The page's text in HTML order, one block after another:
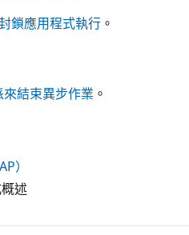
鎖應用程式執行 。
結束異步作業 。
）
述